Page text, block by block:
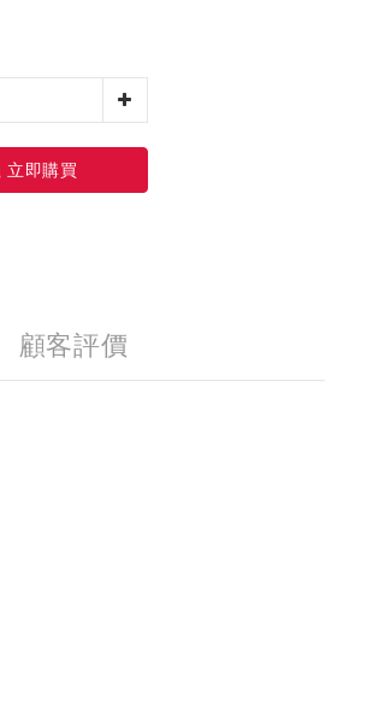
立即購買
顧客評價